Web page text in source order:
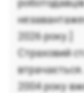
2026 року.]
Страховий
2004 року